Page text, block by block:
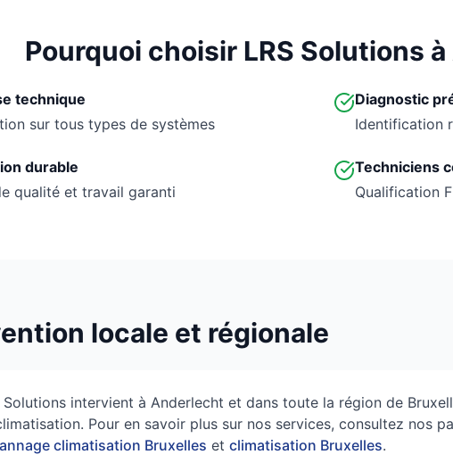
Pourquoi choisir LRS Solutions
technique
sur tous types de systèmes
Diagnostic
Identification
durable
qualité et travail garanti
Techniciens
Qualification
locale et régionale
Solutions intervient à Anderlecht et dans toute la région de
Pour en savoir plus sur nos services, consultez nos
climatisation Bruxelles et climatisation Bruxelles.